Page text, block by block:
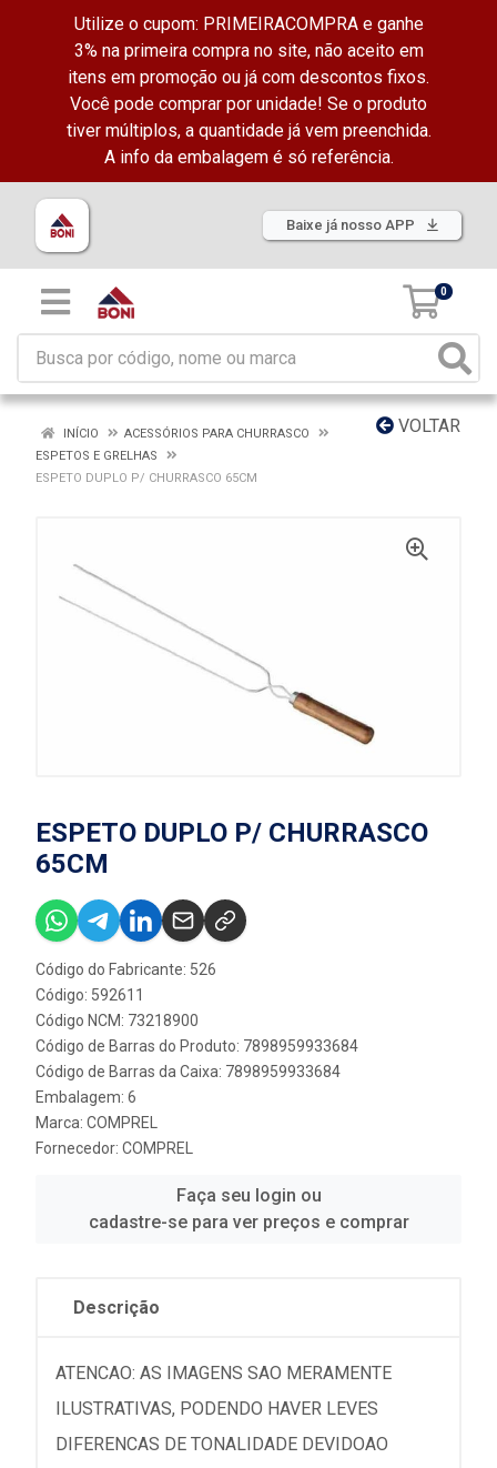
Utilize o cupom: PRIMEIRACOMPRA e ganhe
3% na primeira compra no site, não aceito em
itens em promoção ou já com descontos fixos.
Você pode comprar por unidade! Se o produto
tiver múltiplos, a quantidade já vem preenchida.
A info da embalagem é só referência.
Baixe já nosso APP
0
VOLTAR
INÍCIO
ACESSÓRIOS PARA CHURRASCO
ESPETOS E GRELHAS
ESPETO DUPLO P/ CHURRASCO 65CM
ESPETO DUPLO P/ CHURRASCO
65CM
Código do Fabricante: 526
Código: 592611
Código NCM: 73218900
Código de Barras do Produto: 7898959933684
Código de Barras da Caixa: 7898959933684
Embalagem: 6
Marca: COMPREL
Fornecedor: COMPREL
Faça seu login ou
cadastre-se para ver preços e comprar
Descrição
ATENCAO: AS IMAGENS SAO MERAMENTE
ILUSTRATIVAS, PODENDO HAVER LEVES
DIFERENCAS DE TONALIDADE DEVIDOAO